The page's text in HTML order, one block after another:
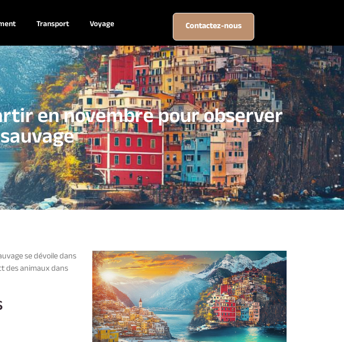
Transport Voyage Contactez-nous
en novembre pour observer
se dévoile dans
des animaux dans